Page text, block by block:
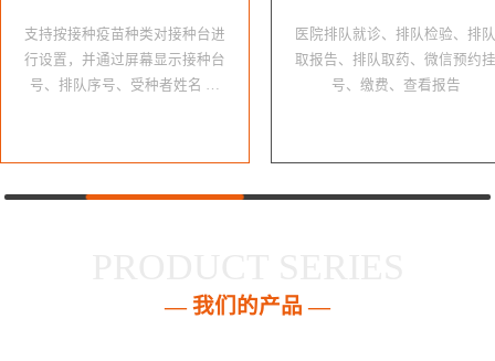
支持按接种疫苗种类对接种台进
行设置，并通过屏幕显示接种台
号、排队序号、受种者姓名 …
医院排队就诊、排队检验、排队
取报告、排队取药、微信预约挂
号、缴费、查看报告
— 我们的产品 —